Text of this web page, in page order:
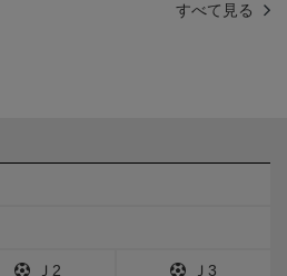
すべて見る
Ｊ2 Ｊ3